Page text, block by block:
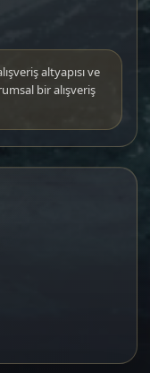
altyapısı ve
bir alışveriş